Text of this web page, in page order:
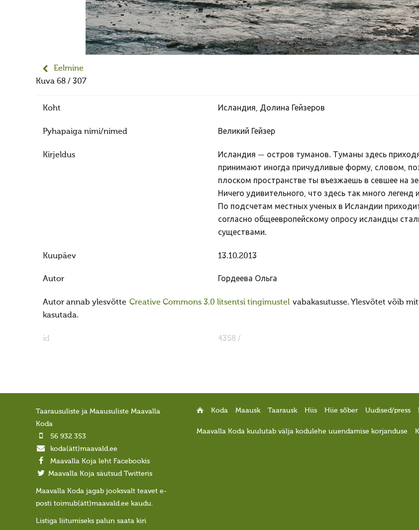
Eelmine
Kuva 68 / 307
Koht Исландия, Долина Гейзеров
Pyhapaiga nimi/nimed Великий Гейзер
Kirjeldus
Исландия — остров туманов. Туманы здесь
принимают иногда причудливые форму, словом,
плоском пространстве ты въезжаешь в севшее на
Ничего удивительного, что здесь так много
По подсчетам местных ученых в Исландии
согласно общеевропейскому опросу исландцы
существами.
Kuupäev 13.10.2013
Autor Гордеева Ольга
Autor annab ylesvõtte Creative Commons 3.0 litsentsi tingimustel vabakasutusse. Ylesvõtet võib
kasutada.
id 4358 /
Taarausuliste ja Maausuliste Maavalla
Koda
56 932 353
koda(ätt)maavald.ee
Maavalla Koja leht Facebookis
Maavalla Koja säutsud Twitteris
Maavalla Koda jagab jooksvalt teavet e-
posti toimub(ätt)maavald.ee kaudu.
Listiga liitumiseks palun saata kiri
Koda Maausk Taarausk Hiis Hiie sõber Uudised/press
Maavalla Koda kuulutab välja kodulehe uuendamise korjanduse